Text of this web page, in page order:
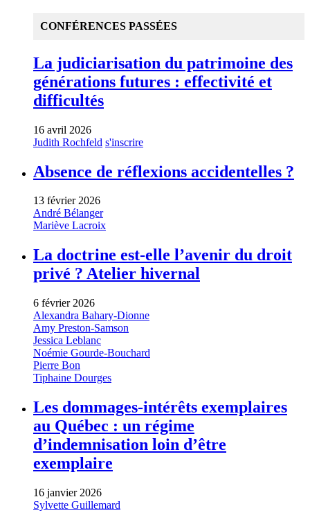
CONFÉRENCES PASSÉES
La judiciarisation du patrimoine des
générations futures : effectivité et
difficultés
16 avril 2026
Judith Rochfeld s'inscrire
Absence de réflexions accidentelles ?
13 février 2026
André Bélanger
Mariève Lacroix
La doctrine est-elle l’avenir du droit
privé ? Atelier hivernal
6 février 2026
Alexandra Bahary-Dionne
Amy Preston-Samson
Jessica Leblanc
Noémie Gourde-Bouchard
Pierre Bon
Tiphaine Dourges
Les dommages-intérêts exemplaires
au Québec : un régime
d’indemnisation loin d’être
exemplaire
16 janvier 2026
Sylvette Guillemard